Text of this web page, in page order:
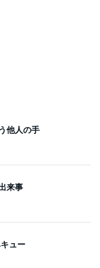
他人の手
来事
ュー